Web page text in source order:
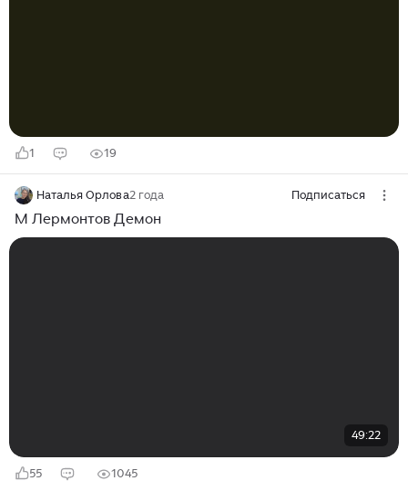
1 19
Наталья Орлова2 года Подписаться
М Лермонтов Демон
49:22
55 1045